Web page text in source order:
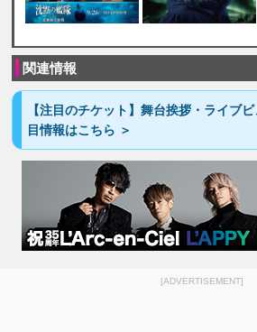
関連情報
【注目のチケット】舞台挨拶・ライブ
目情報はこちら ＞
[ADVERTISEMENT]